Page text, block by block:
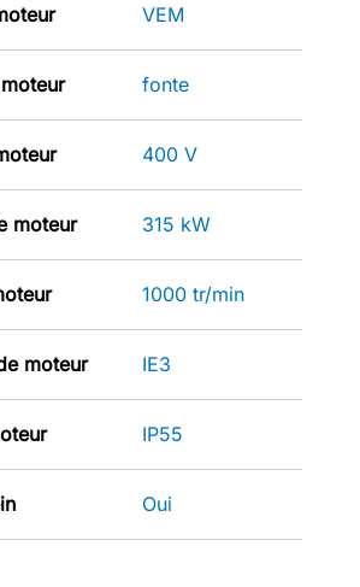
VEM
fonte
400 V
moteur 315 kW
1000 tr/min
moteur IE3
IP55
Oui